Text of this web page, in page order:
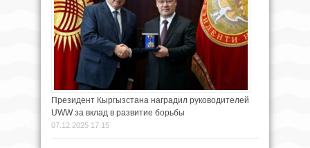
Президент Кыргызстана наградил руководителей
UWW за вклад в развитие борьбы
07.12.2025 17:15